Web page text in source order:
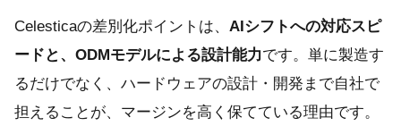
Celesticaの差別化ポイントは、 AIシフトへの対応スピ
ードと、ODMモデルによる設計能力です。単に製造す
るだけでなく、ハードウェアの設計・開発まで自社で
担えることが、マージンを高く保てている理由です。